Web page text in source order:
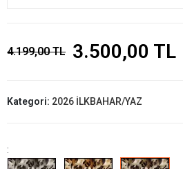
4.199,00 TL 3.500,00 TL
Kategori: 2026 İLKBAHAR/YAZ
: